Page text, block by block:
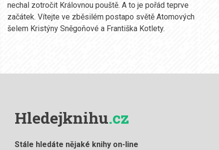
nechal zotročit Královnou pouště. A to je pořád teprve
začátek. Vítejte ve zběsilém postapo světě Atomových
šelem Kristýny Sněgoňové a Františka Kotlety.
Hledejknihu.cz
Stále hledáte nějaké knihy on-line